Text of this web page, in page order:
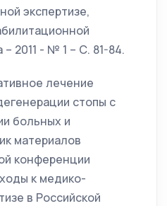
экспертизе,
2011 - № 1 – С. 81-84.
лечение
стопы с
больных и
материалов
конференции
к медико-
в Российской